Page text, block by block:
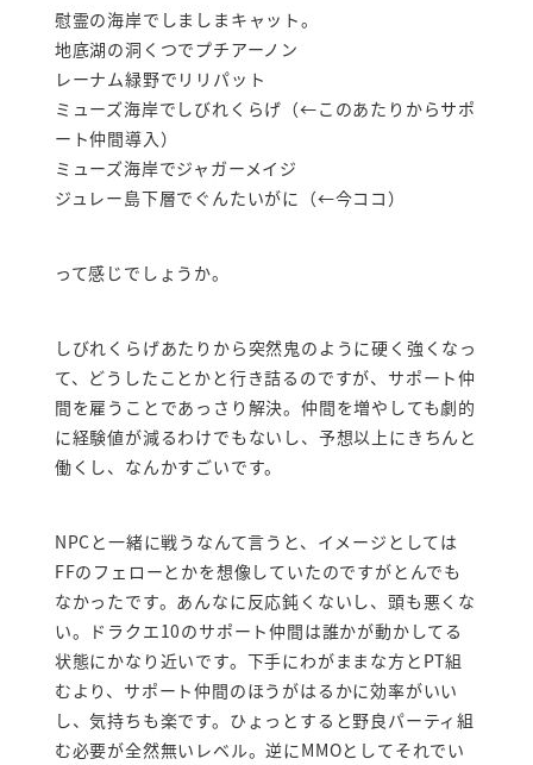
慰霊の海岸でしましまキャット。
地底湖の洞くつでプチアーノン
レーナム緑野でリリパット
ミューズ海岸でしびれくらげ（←このあたりからサポ
ート仲間導入）
ミューズ海岸でジャガーメイジ
ジュレー島下層でぐんたいがに（←今ココ）
って感じでしょうか。
しびれくらげあたりから突然鬼のように硬く強くなっ
て、どうしたことかと行き詰るのですが、サポート仲
間を雇うことであっさり解決。仲間を増やしても劇的
に経験値が減るわけでもないし、予想以上にきちんと
働くし、なんかすごいです。
NPCと一緒に戦うなんて言うと、イメージとしては
FFのフェローとかを想像していたのですがとんでも
なかったです。あんなに反応鈍くないし、頭も悪くな
い。ドラクエ10のサポート仲間は誰かが動かしてる
状態にかなり近いです。下手にわがままな方とPT組
むより、サポート仲間のほうがはるかに効率がいい
し、気持ちも楽です。ひょっとすると野良パーティ組
む必要が全然無いレベル。逆にMMOとしてそれでい